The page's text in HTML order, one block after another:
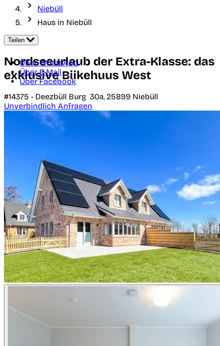
Niebüll
Haus in Niebüll
Teilen
Über WhatsApp
Über E-Mail
Über Facebook
Nordseeurlaub der Extra-Klasse: das
exklusive Biikehuus West
#14375 - Deezbüll Burg 30a, 25899 Niebüll
Unverbindlich Anfragen